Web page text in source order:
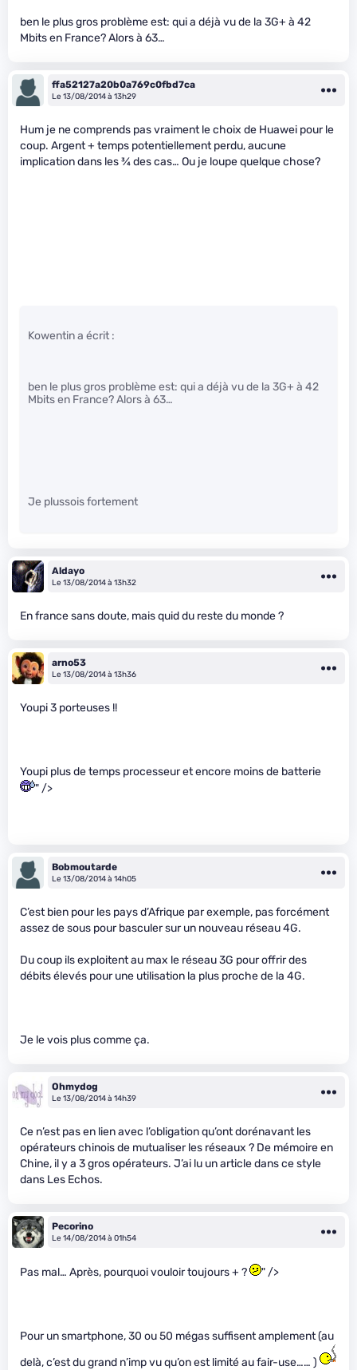
ben le plus gros problème est: qui a déjà vu de la 3G+ à 42
Mbits en France? Alors à 63…
ffa52127a20b0a769c0fbd7ca
Le 13/08/2014 à 13h29
Hum je ne comprends pas vraiment le choix de Huawei pour le
coup. Argent + temps potentiellement perdu, aucune
implication dans les3⁄4des cas… Ou je loupe quelque chose?
Kowentin a écrit :
ben le plus gros problème est: qui a déjà vu de la 3G+ à 42
Mbits en France? Alors à 63…
Je plussois fortement
Aldayo
Le 13/08/2014 à 13h32
En france sans doute, mais quid du reste du monde ?
arno53
Le 13/08/2014 à 13h36
Youpi 3 porteuses !!
Youpi plus de temps processeur et encore moins de batterie
" />
Bobmoutarde
Le 13/08/2014 à 14h05
C’est bien pour les pays d’Afrique par exemple, pas forcément
assez de sous pour basculer sur un nouveau réseau 4G.
Du coup ils exploitent au max le réseau 3G pour offrir des
débits élevés pour une utilisation la plus proche de la 4G.
Je le vois plus comme ça.
Ohmydog
Le 13/08/2014 à 14h39
Ce n’est pas en lien avec l’obligation qu’ont dorénavant les
opérateurs chinois de mutualiser les réseaux ? De mémoire en
Chine, il y a 3 gros opérateurs. J’ai lu un article dans ce style
dans Les Echos.
Pecorino
Le 14/08/2014 à 01h54
Pas mal… Après, pourquoi vouloir toujours + ? " />
Pour un smartphone, 30 ou 50 mégas suffisent amplement (au
delà, c’est du grand n’imp vu qu’on est limité au fair-use…… )